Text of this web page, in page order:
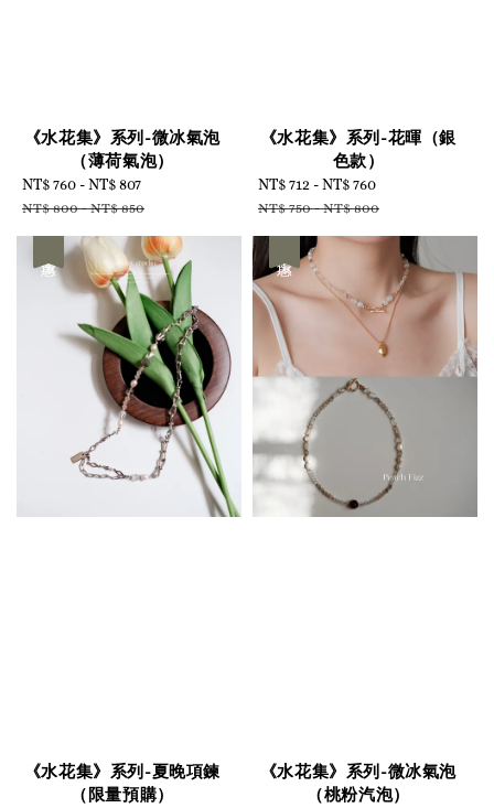
《水花集》系列-微冰氣泡
（薄荷氣泡）
Sale
price
NT$ 760 -NT$ 807
NT$ 800-NT$ 850
《水花集》系列-花暉（銀
色款）
Sale
price
NT$ 712 -NT$ 760
NT$ 750-NT$ 800
《水花集》系列-夏晚項鍊
（限量預購）
《水花集》系列-微冰氣泡
（桃粉汽泡）